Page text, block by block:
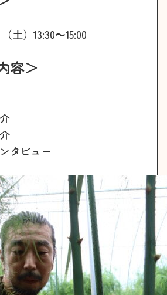
土）13:30～15:00
容＞
タビュー